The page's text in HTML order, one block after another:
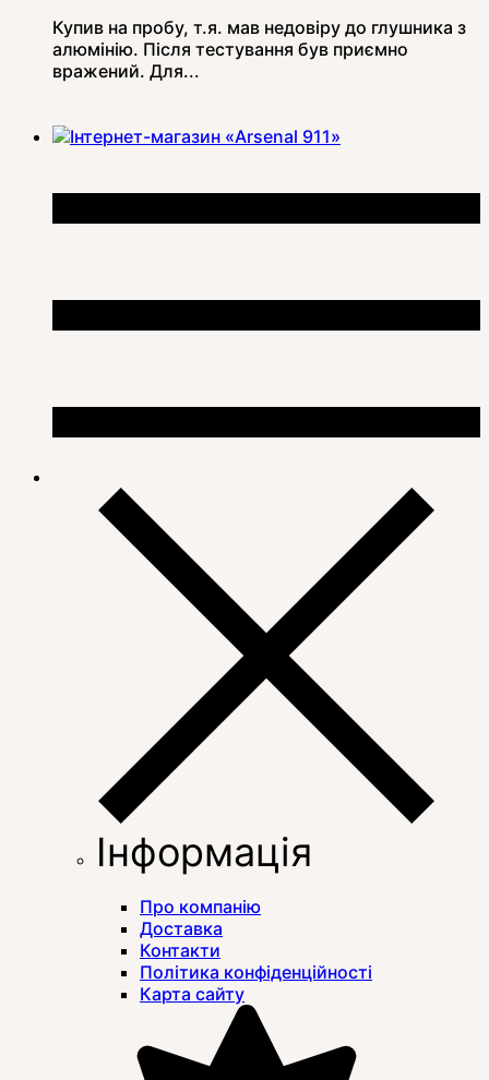
Купив на пробу, т.я. мав недовіру до глушника з
алюмінію. Після тестування був приємно
вражений. Для...
Інформація
Про компанію
Доставка
Контакти
Політика конфіденційності
Карта сайту